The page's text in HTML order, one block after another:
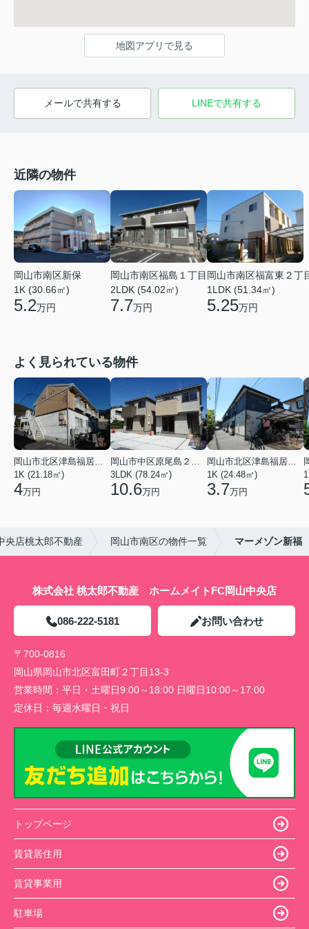
地図アプリで見る
メールで共有する LINEで共有する
近隣の物件
岡山市南区新保
1K (30.66㎡)
5.2万円
岡山市南区福島１丁目
2LDK (54.02㎡)
7.7万円
岡山市南区福富東２丁
1LDK (51.34㎡)
5.25万円
よく見られている物件
岡山市北区津島福居１丁目
1K (21.18㎡)
4万円
岡山市中区原尾島２丁目
3LDK (78.24㎡)
10.6万円
岡山市北区津島福居１丁目
1K (24.48㎡)
3.7万円
央店桃太郎不動産 岡山市南区の物件一覧 マーメゾン新福
株式会社 桃太郎不動産 ホームメイトFC岡山中央店
086-222-5181 お問い合わせ
〒700-0816
岡山県岡山市北区富田町２丁目13-3
営業時間： 平日・土曜日9:00～18:00 日曜日10:00～17:00
定休日： 毎週水曜日・祝日
トップページ
賃貸居住用
賃貸事業用
駐車場